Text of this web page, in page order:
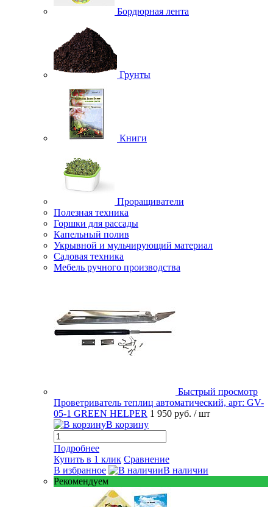
Бордюрная лента
Грунты
Книги
Проращиватели
Полезная техника
Горшки для рассады
Капельный полив
Укрывной и мульчирующий материал
Садовая техника
Мебель ручного производства
Быстрый просмотр
Проветриватель теплиц автоматический, арт: GV-
05-1 GREEN HELPER 1 950 руб. / шт
В корзину
Подробнее
Купить в 1 клик Сравнение
В избранное
В наличии
Рекомендуем